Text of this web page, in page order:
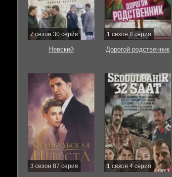
7 сезон 30 серия
Невский
1 сезон 8 серия
Дорогой родственник
3 сезон 87 серия 1 сезон 4 серия